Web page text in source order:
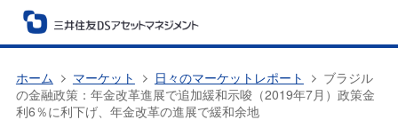
ホーム マーケット 日々のマーケットレポート
ブラジル
の金融政策：年金改革進展で追加緩和示唆（2019年7月）政策金
利6％に利下げ、年金改革の進展で緩和余地